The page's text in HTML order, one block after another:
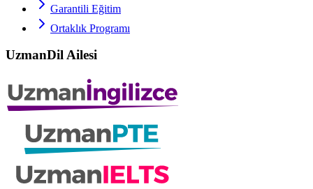
Garantili Eğitim
Ortaklık Programı
UzmanDil Ailesi